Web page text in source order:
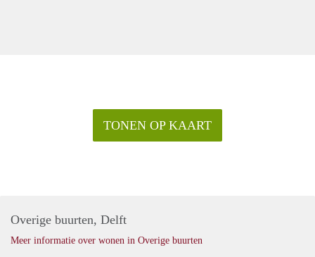
TONEN OP KAART
Overige buurten, Delft
Meer informatie over wonen in Overige buurten